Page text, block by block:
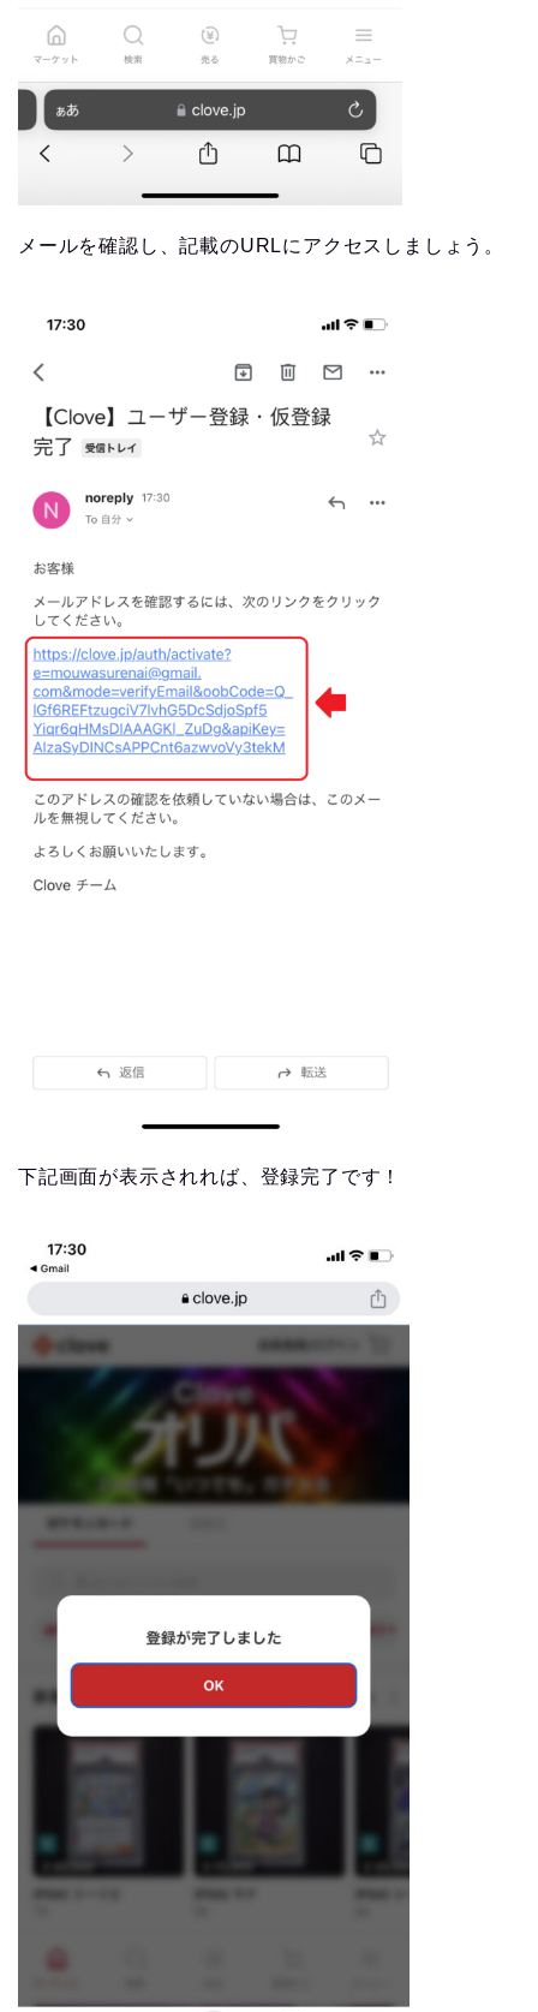
メールを確認し、記載のURLにアクセスしましょう。
下記画面が表示されれば、登録完了です！